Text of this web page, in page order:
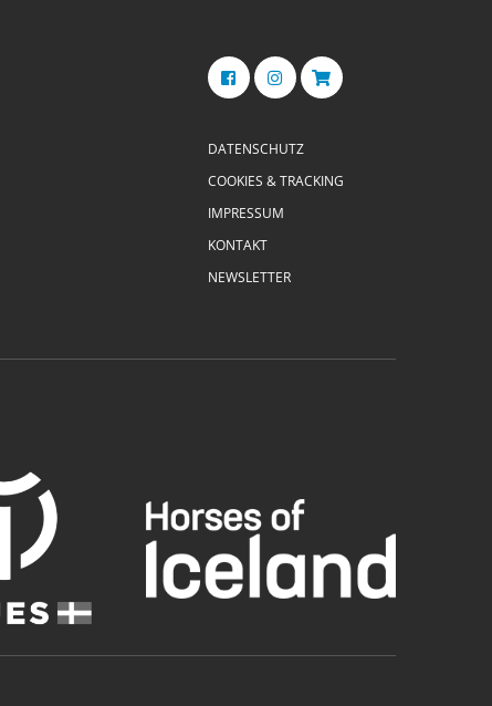
DATENSCHUTZ
COOKIES & TRACKING
IMPRESSUM
KONTAKT
NEWSLETTER